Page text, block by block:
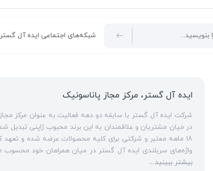
شبکه‌های اجتماعی ایده آل گستر
ایده آل گستر، مرکز مجاز پاناسونیک
در میان مشتریان و علاقمندان به این برند محبوب ژاپنی تبدیل شده است. ارائه مشاوره‌های قبل از خرید برای
18 ماهه معتبر و شرکتی برای کلیه محصولات عرضه شده و تعهد کامل به تمامی خدمات
انواع مراکزسانترال
بیشتر ببینید...